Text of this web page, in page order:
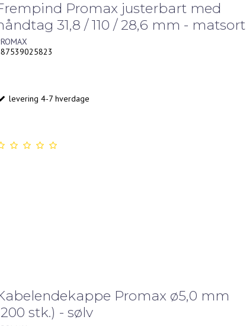
Promax justerbart med
31,8 / 110 / 28,6 mm - matsort
levering 4-7 hverdage
Promax ø5,0 mm
stk.) - sølv